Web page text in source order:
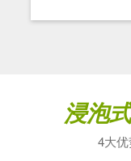
浸泡
4大